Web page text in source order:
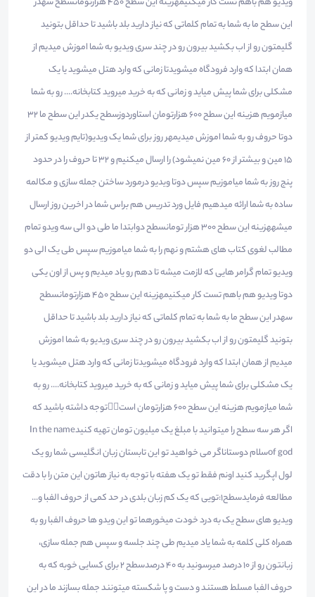
این سطح ما به شما به تمام کلماتی که نیاز دارید بلد باشید تا حداقل بتونید
گلیمتون رو از اب بکشید بیرون رو در چند سری ویدیو به شما اموزش میدیم از
همان ابتدا که وارد فرودگاه میشویدتا زمانی که وارد هتل میشوید یا یک
مشکلی برای شما پیش میاید و زمانی که به خرید میروید کتابخانه.... رو به شما
میازمویم هزینه این سطح ۶٠٠ هزارتومان استاوردوزسطح یکدر این سطح ما ۳۲
دوتا حروف رو به شما اموزش میدیمهر روز برای شما یک ویدیو(تایم ویدیو کمتر از
۱۵ مین و بیشتر از ۶٠ مین نمیشود) را ارسال میکنیم و ۳۲ تا حروف را در حدود
پنج روز به شما میاموزیم سپس دوتا ویدیو درمورد ساختن جمله سازی و مکالمه
ساده به شما ارائه میدهیم فایل ورد تدریس هم براس شما در اخرین روز ارسال
میشههزینه این سطح ۳٠٠ هزار تومانسطح دوابتدا ما طی دو الی سه ویدو تمام
مطالب لغوی کتاب های هشتم و نهم را به شما میاموزیم سپس طی یک الی دو
ویدیو تمام گرامر هایی که لازمت میشه تا دهم رو یاد میدیم و پس از اون یکی
دوتا ویدیو هم باهم تست کار میکنیمهزینه این سطح ۴۵٠ هزارتومانسطح
سهدر این سطح ما به شما به تمام کلماتی که نیاز دارید بلد باشید تا حداقل
بتونید گلیمتون رو از اب بکشید بیرون رو در چند سری ویدیو به شما اموزش
میدیم از همان ابتدا که وارد فرودگاه میشویدتا زمانی که وارد هتل میشوید یا
یک مشکلی برای شما پیش میاید و زمانی که به خرید میروید کتابخانه.... رو به
شما میازمویم هزینه این سطح ۶٠٠ هزارتومان است❤️‍🔥توجه داشته باشید که
اگر هر سه سطح را میتوانید با مبلغ یک میلیون تومان تهیه کنیدIn the name
of godسلام دوستاناگر می خواهید تو این تابستان زبان انگلیسی شما رو یک
لول اپگرید کنید اونم فقط تو یک هفته با توجه به نیاز هاتون این متن را با دقت
مطالعه فرمایدسطح1:تویی که یک کم زبان بلدی در حد کمی از حروف الفبا و...
ویدیو های سطح یک به درد خودت میخورهما تو این ویدو ها حروف الفبا رو به
همراه کلی کلمه به شما یاد میدیم طی چند جلسه و سپس هم جمله سازی،
زبانتون رو از ۱٠ درصد میرسونید به ۴٠ درصدسطح 2 برای کسایی خوبه که به
حروف الفبا مسلط هستند و دست و پا شکسته میتونند جمله بسازند ما در این